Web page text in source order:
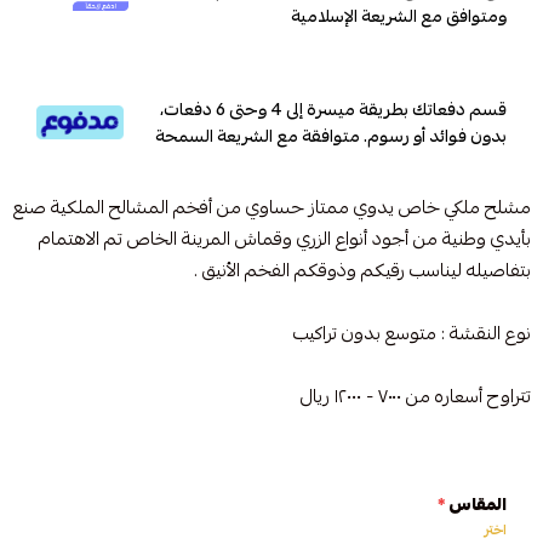
ومتوافق مع الشريعة الإسلامية
قسم دفعاتك بطريقة ميسرة إلى 4 وحتى 6 دفعات،
بدون فوائد أو رسوم. متوافقة مع الشريعة السمحة
مشلح ملكي خاص يدوي ممتاز حساوي من أفخم المشالح الملكية صنع
بأيدي وطنية من أجود أنواع الزري وقماش المرينة الخاص تم الاهتمام
بتفاصيله ليناسب رقيكم وذوقكم الفخم الأنيق .
نوع النقشة : متوسع بدون تراكيب
تتراوح أسعاره من ٧٠٠٠ - ١٢٠٠٠ ريال
المقاس*
اختر